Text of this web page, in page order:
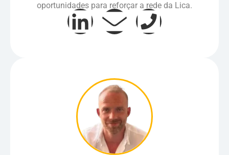
oportunidades para reforçar a rede da Lica.